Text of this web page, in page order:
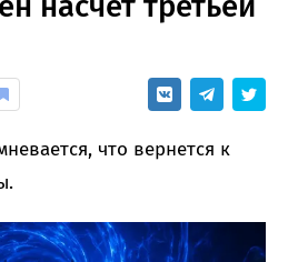
что вернется к